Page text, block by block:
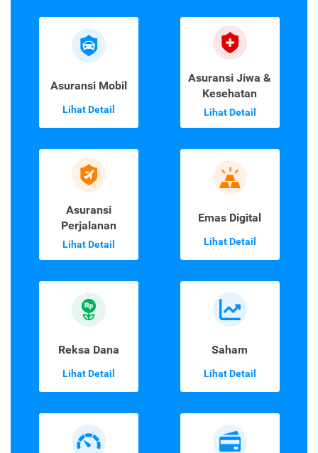
Asuransi Mobil
Lihat Detail
Asuransi Jiwa &
Kesehatan
Lihat Detail
Asuransi
Perjalanan
Lihat Detail
Emas Digital
Lihat Detail
Reksa Dana
Lihat Detail
Saham
Lihat Detail